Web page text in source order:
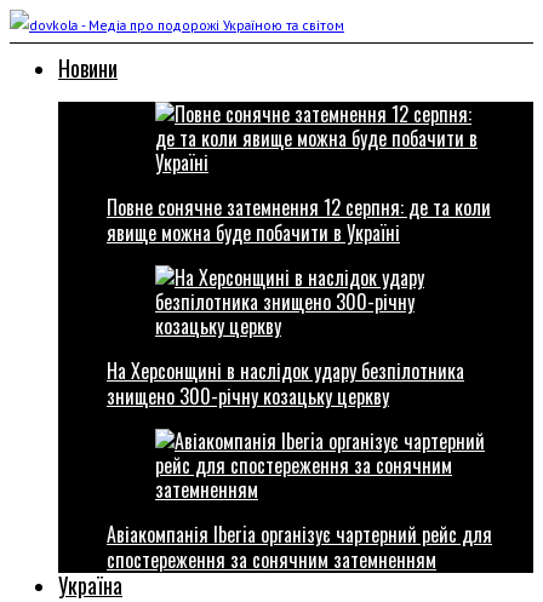
Новини
Повне сонячне затемнення 12 серпня: де та коли
явище можна буде побачити в Україні
На Херсонщині в наслідок удару безпілотника
знищено 300-річну козацьку церкву
Авіакомпанія Iberia організує чартерний рейс для
спостереження за сонячним затемненням
Україна